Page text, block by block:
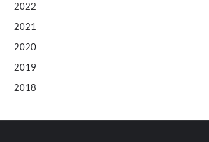
2022
2021
2020
2019
2018